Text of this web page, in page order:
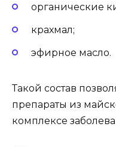
органические
крахмал;
эфирное масло.
Такой состав
препараты из
комплексе